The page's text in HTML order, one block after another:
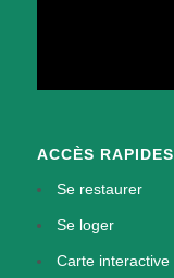
ACCÈS RAPIDES
Se restaurer
Se loger
Carte interactive